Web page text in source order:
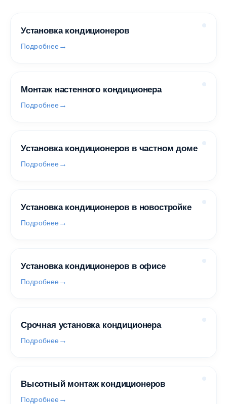
Установка кондиционеров
Подробнее
Монтаж настенного кондиционера
Подробнее
Установка кондиционеров в частном доме
Подробнее
Установка кондиционеров в новостройке
Подробнее
Установка кондиционеров в офисе
Подробнее
Срочная установка кондиционера
Подробнее
Высотный монтаж кондиционеров
Подробнее